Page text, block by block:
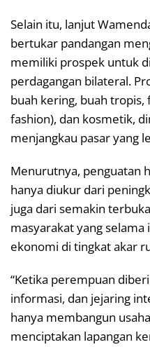
Selain itu, lanjut
bertukar pandangan
memiliki prospek untuk
perdagangan bilateral.
buah kering, buah
fashion), dan kosmetik,
menjangkau pasar yang
Menurutnya, penguatan
hanya diukur dari
juga dari semakin
masyarakat yang
ekonomi di tingkat akar
“Ketika perempuan
informasi, dan jejaring
hanya membangun
menciptakan lapangan